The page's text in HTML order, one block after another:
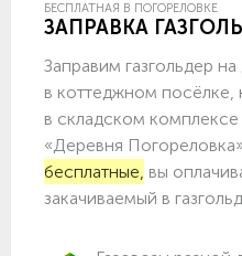
БЕСПЛАТНАЯ В ПОГОРЕЛОВКЕ
ЗАПРАВКА
Заправим газгольдер
в коттеджном посёлке,
в складском
«Деревня
бесплатные, вы
закачиваемый в